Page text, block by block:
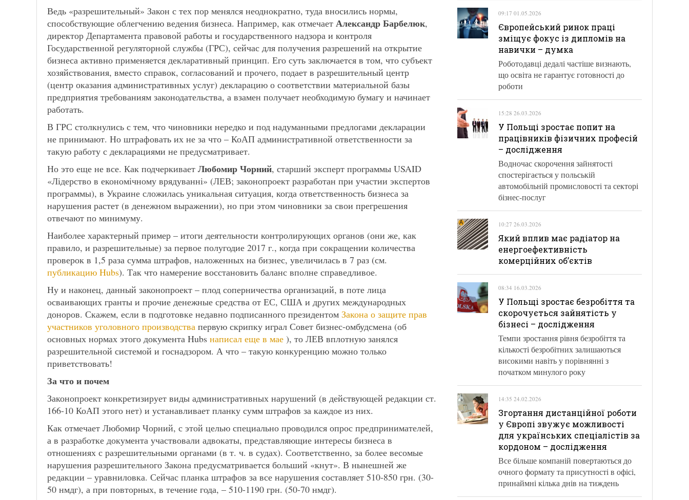
Ведь «разрешительный» Закон с тех пор менялся неоднократно, туда вносились нормы,
способствующие облегчению ведения бизнеса. Например, как отмечает Александр Барбелюк,
директор Департамента правовой работы и государственного надзора и контроля
Государственной регуляторной службы (ГРС), сейчас для получения разрешений на открытие
бизнеса активно применяется декларативный принцип. Его суть заключается в том, что субъект
хозяйствования, вместо справок, согласований и прочего, подает в разрешительный центр
(центр оказания административных услуг) декларацию о соответствии материальной базы
предприятия требованиям законодательства, а взамен получает необходимую бумагу и начинает
работать.
В ГРС столкнулись с тем, что чиновники нередко и под надуманными предлогами декларации
не принимают. Но штрафовать их не за что – КоАП административной ответственности за
такую работу с декларациями не предусматривает.
Но это еще не все. Как подчеркивает Любомир Чорний, старший эксперт программы USAID
«Лідерство в економічному врядуванні» (ЛЕВ; законопроект разработан при участии экспертов
программы), в Украине сложилась уникальная ситуация, когда ответственность бизнеса за
нарушения растет (в денежном выражении), но при этом чиновники за свои прегрешения
отвечают по минимуму.
Наиболее характерный пример – итоги деятельности контролирующих органов (они же, как
правило, и разрешительные) за первое полугодие 2017 г., когда при сокращении количества
проверок в 1,5 раза сумма штрафов, наложенных на бизнес, увеличилась в 7 раз (см.
публикацию Hubs). Так что намерение восстановить баланс вполне справедливое.
Ну и наконец, данный законопроект – плод соперничества организаций, в поте лица
осваивающих гранты и прочие денежные средства от ЕС, США и других международных
доноров. Скажем, если в подготовке недавно подписанного президентом Закона о защите прав
участников уголовного производства первую скрипку играл Совет бизнес-омбудсмена (об
основных нормах этого документа Hubs написал еще в мае ), то ЛЕВ вплотную занялся
разрешительной системой и госнадзором. А что – такую конкуренцию можно только
приветствовать!
За что и почем
Законопроект конкретизирует виды административных нарушений (в действующей редакции ст.
166-10 КоАП этого нет) и устанавливает планку сумм штрафов за каждое из них.
Как отмечает Любомир Чорний, с этой целью специально проводился опрос предпринимателей,
а в разработке документа участвовали адвокаты, представляющие интересы бизнеса в
отношениях с разрешительными органами (в т. ч. в судах). Соответственно, за более весомые
нарушения разрешительного Закона предусматривается больший «кнут». В нынешней же
редакции – уравниловка. Сейчас планка штрафов за все нарушения составляет 510-850 грн. (30-
50 нмдг), а при повторных, в течение года, – 510-1190 грн. (50-70 нмдг).
09:17 01.05.2026
Європейський ринок праці
зміщує фокус із дипломів на
навички – думка
Роботодавці дедалі частіше визнають,
що освіта не гарантує готовності до
роботи
15:28 26.03.2026
У Польщі зростає попит на
працівників фізичних професій
– дослідження
Водночас скорочення зайнятості
спостерігається у польській
автомобільній промисловості та секторі
бізнес-послуг
10:27 26.03.2026
Який вплив має радіатор на
енергоефективність
комерційних об’єктів
08:34 16.03.2026
У Польщі зростає безробіття та
скорочується зайнятість у
бізнесі – дослідження
Темпи зростання рівня безробіття та
кількості безробітних залишаються
високими навіть у порівнянні з
початком минулого року
14:35 24.02.2026
Згортання дистанційної роботи
у Європі звужує можливості
для українських спеціалістів за
кордоном – дослідження
Все більше компаній повертаються до
очного формату та присутності в офісі,
принаймні кілька днів на тиждень